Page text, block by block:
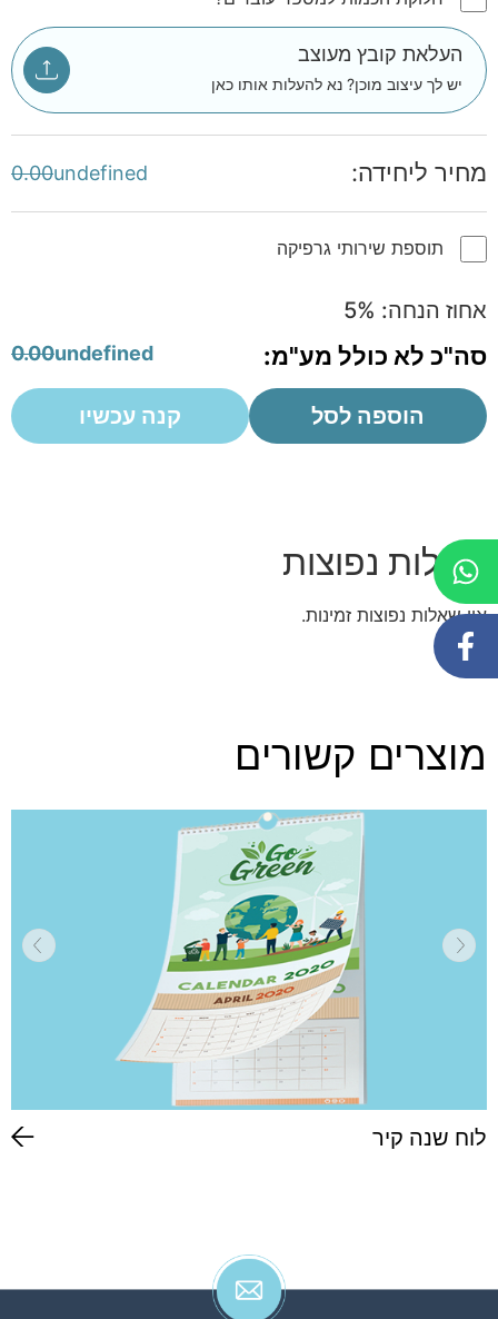
העלאת קובץ מעוצב
יש לך עיצוב מוכן? נא להעלות אותו כאן
מחיר ליחידה: 0.00undefined
תוספת שירותי גרפיקה
אחוז הנחה: 5%
סה"כ לא כולל מע"מ: 0.00undefined
הוספה לסל קנה עכשיו
שאלות נפוצות
אין שאלות נפוצות זמינות.
מוצרים קשורים
לוח שנה קיר